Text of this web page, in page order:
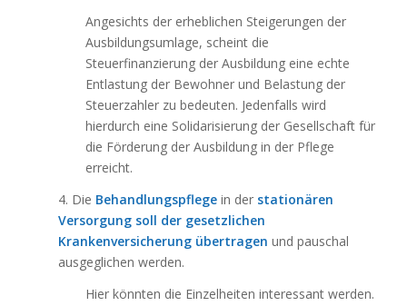
Angesichts der erheblichen Steigerungen der
Ausbildungsumlage, scheint die
Steuerfinanzierung der Ausbildung eine echte
Entlastung der Bewohner und Belastung der
Steuerzahler zu bedeuten. Jedenfalls wird
hierdurch eine Solidarisierung der Gesellschaft für
die Förderung der Ausbildung in der Pflege
erreicht.
4. Die Behandlungspflegein der stationären
Versorgung soll der gesetzlichen
Krankenversicherung übertragen und pauschal
ausgeglichen werden.
Hier könnten die Einzelheiten interessant werden.